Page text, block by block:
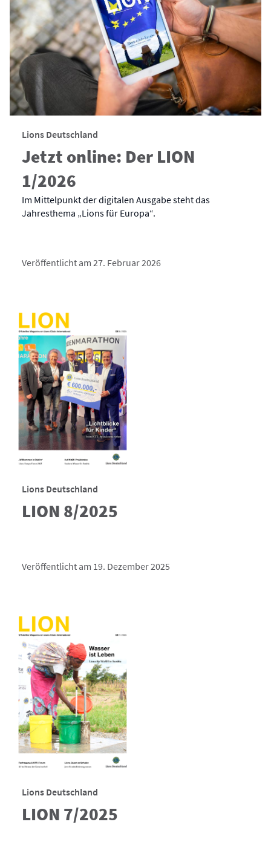
Lions Deutschland
Jetzt online: Der LION
1/2026
Im Mittelpunkt der digitalen Ausgabe steht das
Jahresthema „Lions für Europa“.
Veröffentlicht am 27. Februar 2026
Lions Deutschland
LION 8/2025
Veröffentlicht am 19. Dezember 2025
Lions Deutschland
LION 7/2025